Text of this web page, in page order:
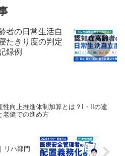
者の日常生活自
たきり度の判定
録例
性向上推進体制加算とは？I・IIの違
老健での進め方
リハ部門